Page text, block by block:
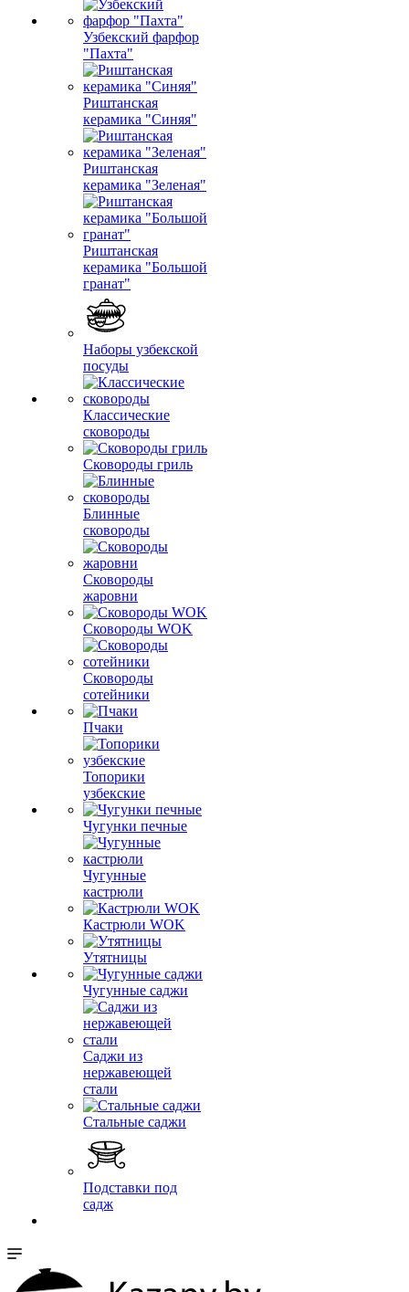
Узбекский фарфор
"Пахта"
Риштанская
керамика "Синяя"
Риштанская
керамика "Зеленая"
Риштанская
керамика "Большой
гранат"
Наборы узбекской
посуды
Классические
сковороды
Сковороды гриль
Блинные
сковороды
Сковороды
жаровни
Сковороды WOK
Сковороды
сотейники
Пчаки
Топорики
узбекские
Чугунки печные
Чугунные
кастрюли
Кастрюли WOK
Утятницы
Чугунные саджи
Саджи из
нержавеющей
стали
Стальные саджи
Подставки под
садж